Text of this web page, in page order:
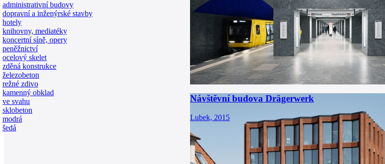
administrativní budovy
dopravní a inženýrské stavby
hotely
knihovny, mediatéky
koncertní síně, opery
peněžnictví
ocelový skelet
zděná konstrukce
železobeton
režné zdivo
kamenný obklad
ve svahu
sklobeton
modrá
šedá
Návštěvní budova Drägerwerk
Lubek, 2015